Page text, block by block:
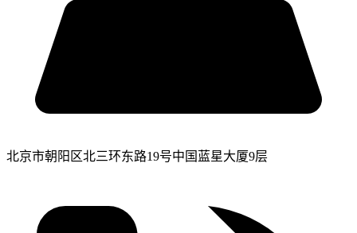
北京市朝阳区北三环东路19号中国蓝星大厦9层